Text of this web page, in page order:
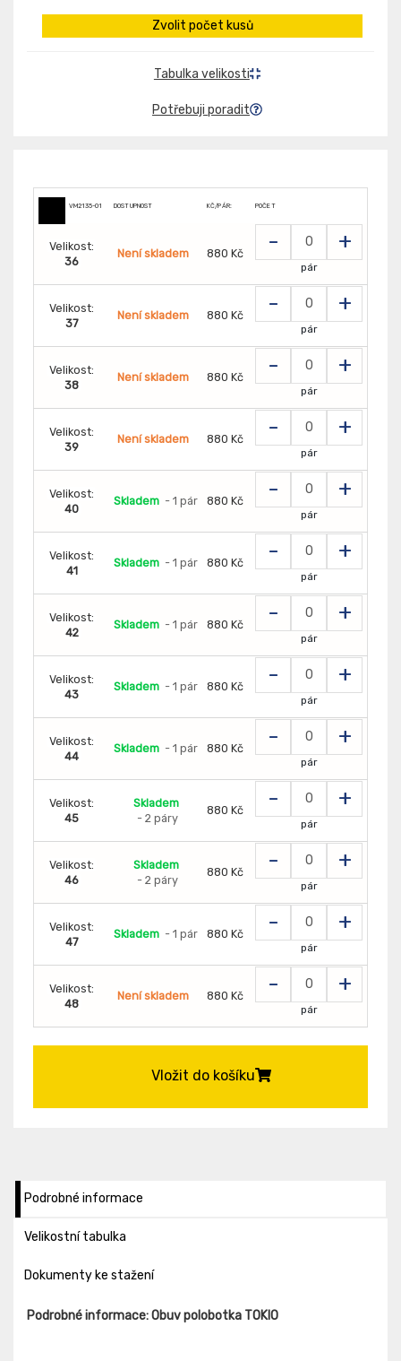
Zvolit počet kusů
Tabulka velikosti
Potřebuji poradit
VM2135-O1 DOSTUPNOST KČ/PÁR: POČET
Velikost:
36
Není skladem 880 Kč - +
pár
Velikost:
37
Není skladem 880 Kč - +
pár
Velikost:
38
Není skladem 880 Kč - +
pár
Velikost:
39
Není skladem 880 Kč - +
pár
Velikost:
40
Skladem - 1 pár 880 Kč - +
pár
Velikost:
41
Skladem - 1 pár 880 Kč - +
pár
Velikost:
42
Skladem - 1 pár 880 Kč - +
pár
Velikost:
43
Skladem - 1 pár 880 Kč - +
pár
Velikost:
44
Skladem - 1 pár 880 Kč - +
pár
Velikost:
45
Skladem
- 2 páry
880 Kč - +
pár
Velikost:
46
Skladem
- 2 páry
880 Kč - +
pár
Velikost:
47
Skladem - 1 pár 880 Kč - +
pár
Velikost:
48
Není skladem 880 Kč - +
pár
Vložit do košíku
Podrobné informace
Velikostní tabulka
Dokumenty ke stažení
Podrobné informace: Obuv polobotka TOKIO